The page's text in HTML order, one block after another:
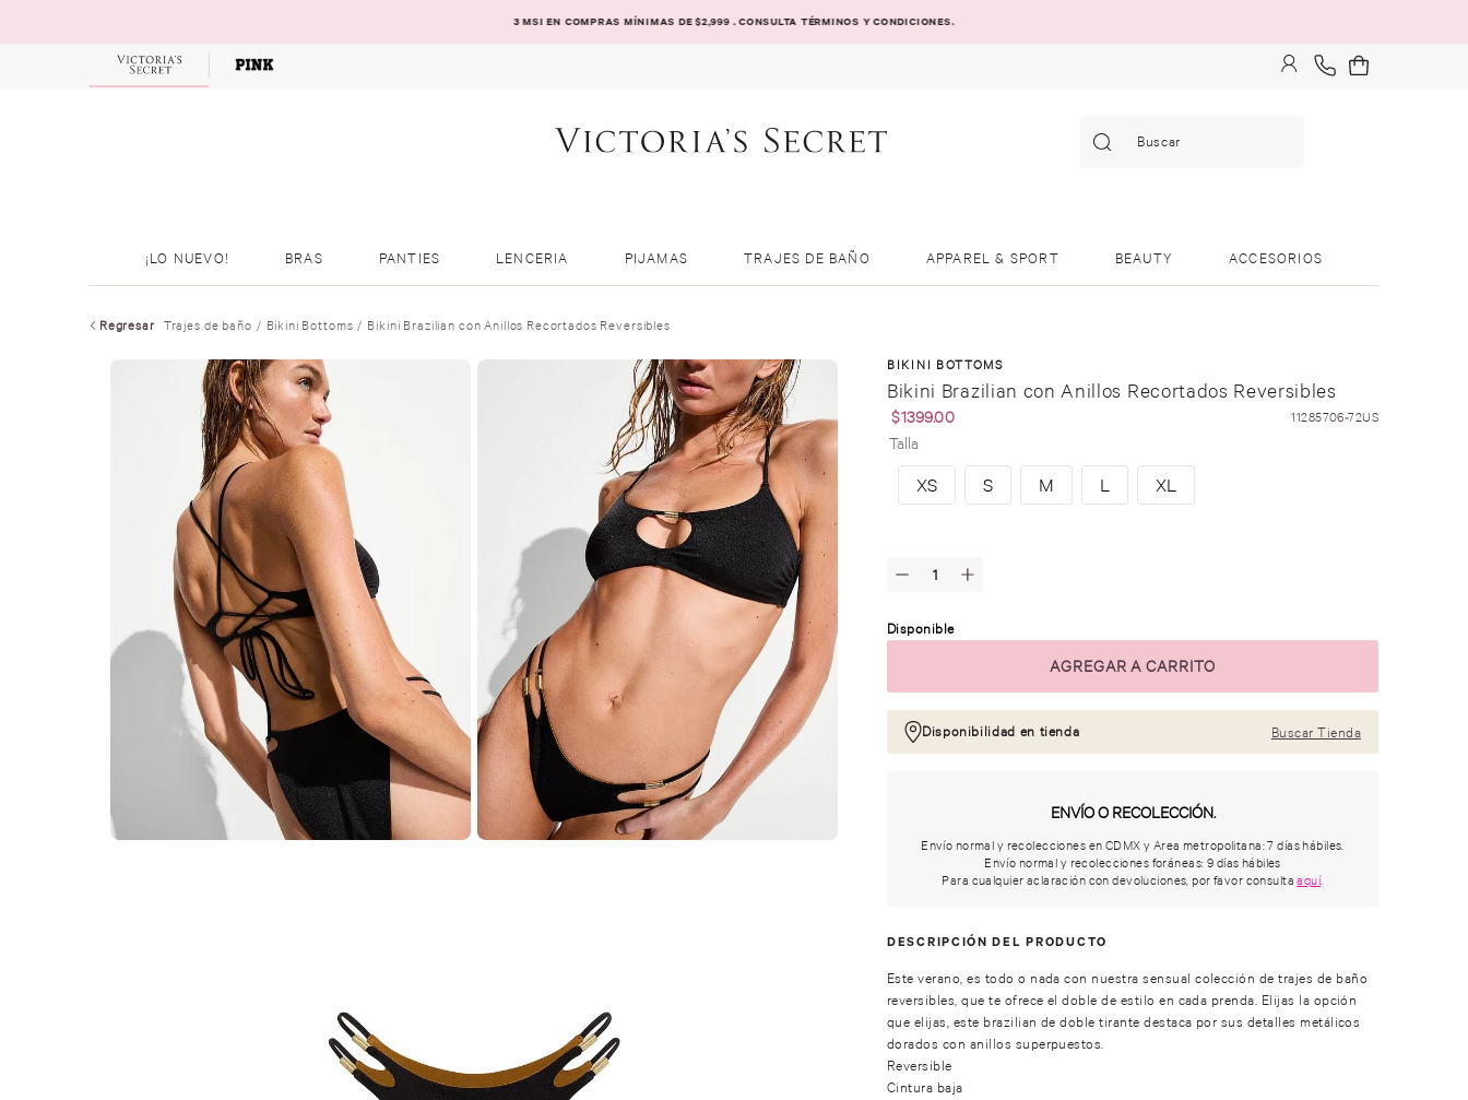
3 MSI EN COMPRAS MÍNIMAS DE $2,999 . CONSULTA TÉRMINOS Y CONDICIONES.
¡LO NUEVO! BRAS PANTIES LENCERIA PIJAMAS TRAJES DE BAÑO APPAREL & SPORT BEAUTY ACCESORIOS
Regresar Trajes de baño Bikini Bottoms Bikini Brazilian con Anillos Recortados Reversibles
BIKINI BOTTOMS
Bikini Brazilian con Anillos Recortados Reversibles
$1399.00 11285706-72US
Talla
XS S M L XL
Disponible
Disponibilidad en tienda Buscar Tienda
ENVÍO O RECOLECCIÓN.
Envío normal y recolecciones en CDMX y Area metropolitana: 7 días hábiles.
Envío normal y recolecciones foráneas: 9 días hábiles
Para cualquier aclaración con devoluciones, por favor consultaaquí.
DESCRIPCIÓN DEL PRODUCTO
Este verano, es todo o nada con nuestra sensual colección de trajes de baño
reversibles, que te ofrece el doble de estilo en cada prenda. Elijas la opción
que elijas, este brazilian de doble tirante destaca por sus detalles metálicos
dorados con anillos superpuestos.
Reversible
Cintura baja